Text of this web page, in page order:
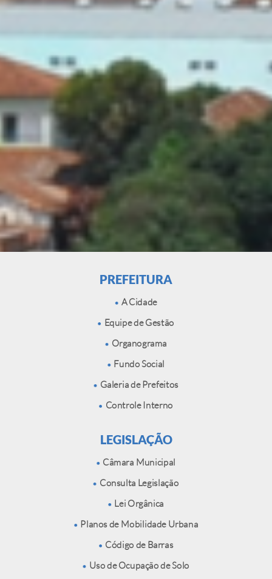
PREFEITURA
A Cidade
Equipe de Gestão
Organograma
Fundo Social
Galeria de Prefeitos
Controle Interno
LEGISLAÇÃO
Câmara Municipal
Consulta Legislação
Lei Orgânica
Planos de Mobilidade Urbana
Código de Barras
Uso de Ocupação de Solo